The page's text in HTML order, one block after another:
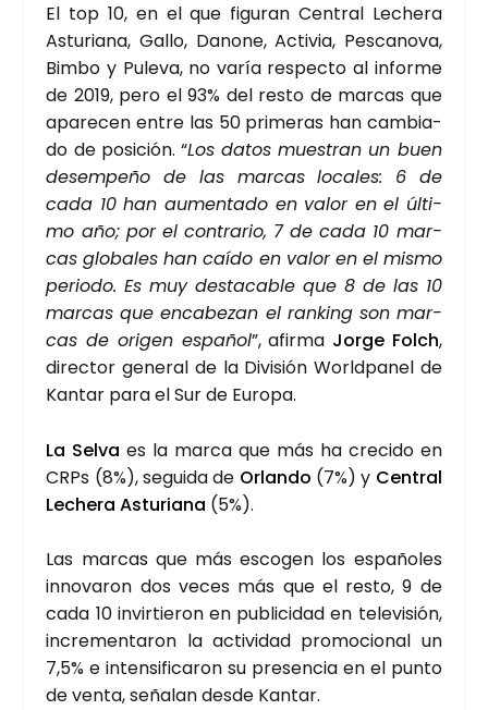
El top 10, en el que figu­ran Cen­tral Leche­ra
Astu­ria­na, Gallo, Dano­ne, Acti­via, Pes­ca­no­va,
Bim­bo y Pule­va, no varía res­pec­to al infor­me
de 2019, pero el 93% del res­to de mar­cas que
apa­re­cen entre las 50 pri­me­ras han cam­bia­
do de posi­ción. “Los datos mues­tran un buen
desem­pe­ño de las mar­cas loca­les: 6 de
cada 10 han aumen­ta­do en valor en el últi­
mo año; por el con­tra­rio, 7 de cada 10 mar­
cas glo­ba­les han caí­do en valor en el mis­mo
perio­do. Es muy des­ta­ca­ble que 8 de las 10
mar­cas que enca­be­zan el ran­king son mar­
cas de ori­gen espa­ñol”, afir­ma Jor­ge Folch,
direc­tor gene­ral de la Divi­sión World­pa­nel de
Kan­tar para el Sur de Euro­pa.
La Sel­va es la mar­ca que más ha cre­ci­do en
CRPs (8%), segui­da de Orlan­do (7%) y Cen­tral
Leche­ra Astu­ria­na (5%).
Las mar­cas que más esco­gen los espa­ño­les
inno­va­ron dos veces más que el res­to, 9 de
cada 10 invir­tie­ron en publi­ci­dad en tele­vi­sión,
incre­men­ta­ron la acti­vi­dad pro­mo­cio­nal un
7,5% e inten­si­fi­ca­ron su pre­sen­cia en el pun­to
de ven­ta, seña­lan des­de Kan­tar.